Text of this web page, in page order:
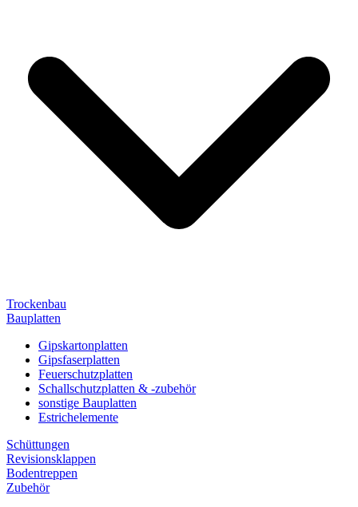
Trockenbau
Bauplatten
Gipskartonplatten
Gipsfaserplatten
Feuerschutzplatten
Schallschutzplatten & -zubehör
sonstige Bauplatten
Estrichelemente
Schüttungen
Revisionsklappen
Bodentreppen
Zubehör